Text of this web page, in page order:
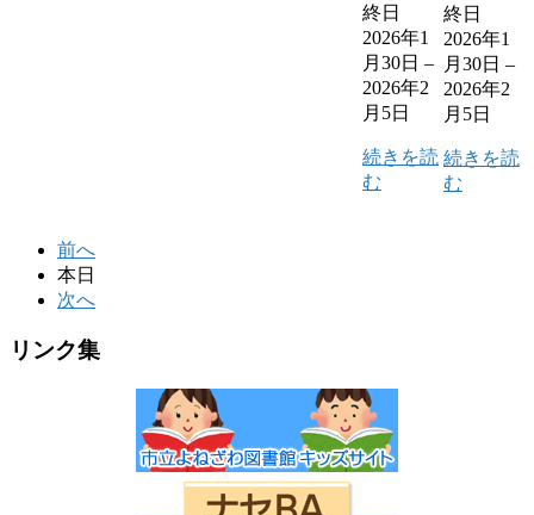
終日
2026年1
月30日 –
2026年2
月5日
続きを読
む
終日
2026年1
月30日 –
2026年2
月5日
続きを読
む
前へ
本日
次へ
リンク集